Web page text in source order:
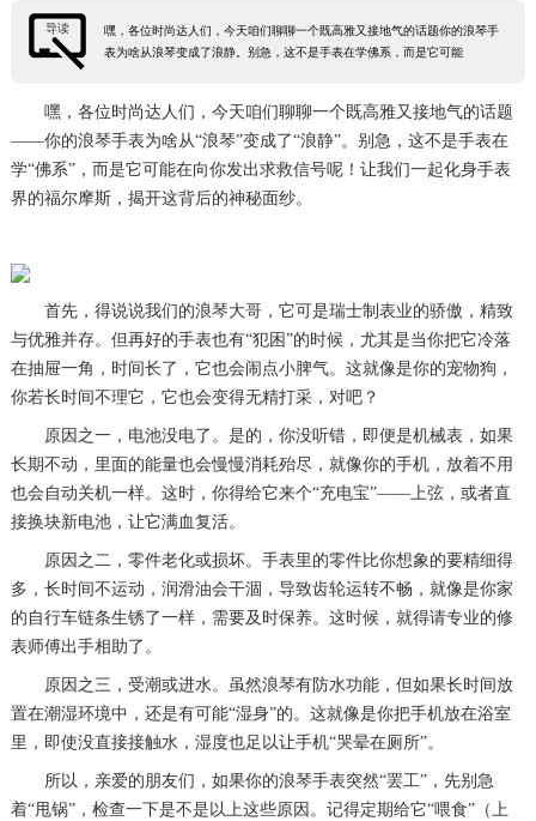
导读
嘿，各位时尚达人们，今天咱们聊聊一个既高雅又接地气的话题你的浪琴手
表为啥从浪琴变成了浪静。别急，这不是手表在学佛系，而是它可能
嘿，各位时尚达人们，今天咱们聊聊一个既高雅又接地气的话题
——你的浪琴手表为啥从“浪琴”变成了“浪静”。别急，这不是手表在
学“佛系”，而是它可能在向你发出求救信号呢！让我们一起化身手表
界的福尔摩斯，揭开这背后的神秘面纱。
首先，得说说我们的浪琴大哥，它可是瑞士制表业的骄傲，精致
与优雅并存。但再好的手表也有“犯困”的时候，尤其是当你把它冷落
在抽屉一角，时间长了，它也会闹点小脾气。这就像是你的宠物狗，
你若长时间不理它，它也会变得无精打采，对吧？
原因之一，电池没电了。是的，你没听错，即便是机械表，如果
长期不动，里面的能量也会慢慢消耗殆尽，就像你的手机，放着不用
也会自动关机一样。这时，你得给它来个“充电宝”——上弦，或者直
接换块新电池，让它满血复活。
原因之二，零件老化或损坏。手表里的零件比你想象的要精细得
多，长时间不运动，润滑油会干涸，导致齿轮运转不畅，就像是你家
的自行车链条生锈了一样，需要及时保养。这时候，就得请专业的修
表师傅出手相助了。
原因之三，受潮或进水。虽然浪琴有防水功能，但如果长时间放
置在潮湿环境中，还是有可能“湿身”的。这就像是你把手机放在浴室
里，即使没直接接触水，湿度也足以让手机“哭晕在厕所”。
所以，亲爱的朋友们，如果你的浪琴手表突然“罢工”，先别急
着“甩锅”，检查一下是不是以上这些原因。记得定期给它“喂食”（上